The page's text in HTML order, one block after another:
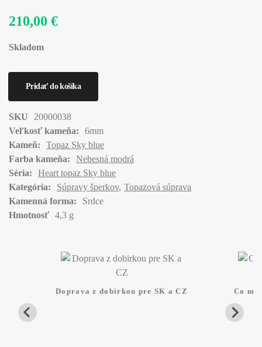
210,00 €
Skladom
SKU
20000038
Veľkosť kameňa:
6mm
Kameň:
Topaz Sky blue
Farba kameňa:
Nebesná modrá
Séria:
Heart topaz Sky blue
Kategória:
Súpravy šperkov Topazová súprava
Kamenná forma:
Srdce
Hmotnosť 4,3 g
Doprava z dobirkou pre SK a CZ Co